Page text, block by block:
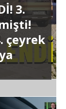
3.
çeyrek